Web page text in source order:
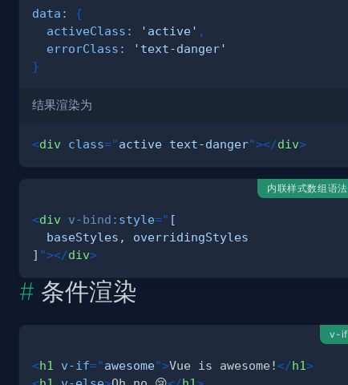
data :
{
activeClass : 'active' ,
errorClass :
'text-danger'
}
结果渲染为
<div class="active text-danger"></div>
内联样式数组语法
<div v-bind: style="
] "></div>
条件渲染
v-if
<h1 v-if="awesome">Vue is awesome!</h1>